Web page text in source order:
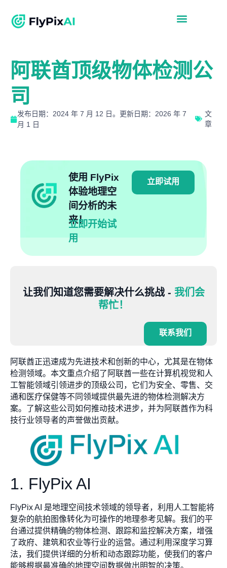
阿联酋顶级物体检测公
司
发布日期：2024 年 7 月 12 日。更新日期：2026 年 7
月 1 日
文
章
使用 FlyPix
体验地理空
间分析的未
来！
立即开始试
用
立即试用
让我们知道您需要解决什么挑战 - 我们会
帮忙！
联系我们
阿联酋正迅速成为先进技术和创新的中心，尤其是在物体
检测领域。本文重点介绍了阿联酋一些在计算机视觉和人
工智能领域引领进步的顶级公司，它们为安全、零售、交
通和医疗保健等不同领域提供最先进的物体检测解决方
案。了解这些公司如何推动技术进步，并为阿联酋作为科
技行业领导者的声誉做出贡献。
1. FlyPix AI
FlyPix AI 是地理空间技术领域的领导者，利用人工智能将
复杂的航拍图像转化为可操作的地理参考见解。我们的平
台通过提供精确的物体检测、跟踪和监控解决方案，增强
了政府、建筑和农业等行业的运营。通过利用深度学习算
法，我们提供详细的分析和动态跟踪功能，使我们的客户
能够根据最准确的地理空间数据做出明智的决策。